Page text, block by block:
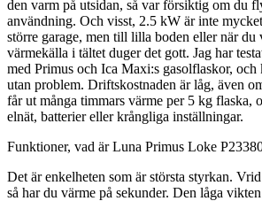
den varm på utsidan, så var försiktig om du
användning. Och visst, 2.5 kW är inte
större garage, men till lilla boden eller när du
värmekälla i tältet duger det gott. Jag har
med Primus och Ica Maxi:s gasolflaskor,
utan problem. Driftskostnaden är låg, även
får ut många timmars värme per 5 kg flaska,
elnät, batterier eller krångliga inställningar.
Funktioner, vad är Luna Primus Loke
Det är enkelheten som är största styrkan.
så har du värme på sekunder. Den låga